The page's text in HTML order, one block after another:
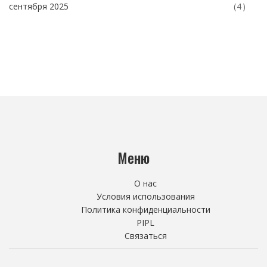
сентября 2025 (4)
Меню
О нас
Условия использования
Политика конфиденциальности
PIPL
Связаться